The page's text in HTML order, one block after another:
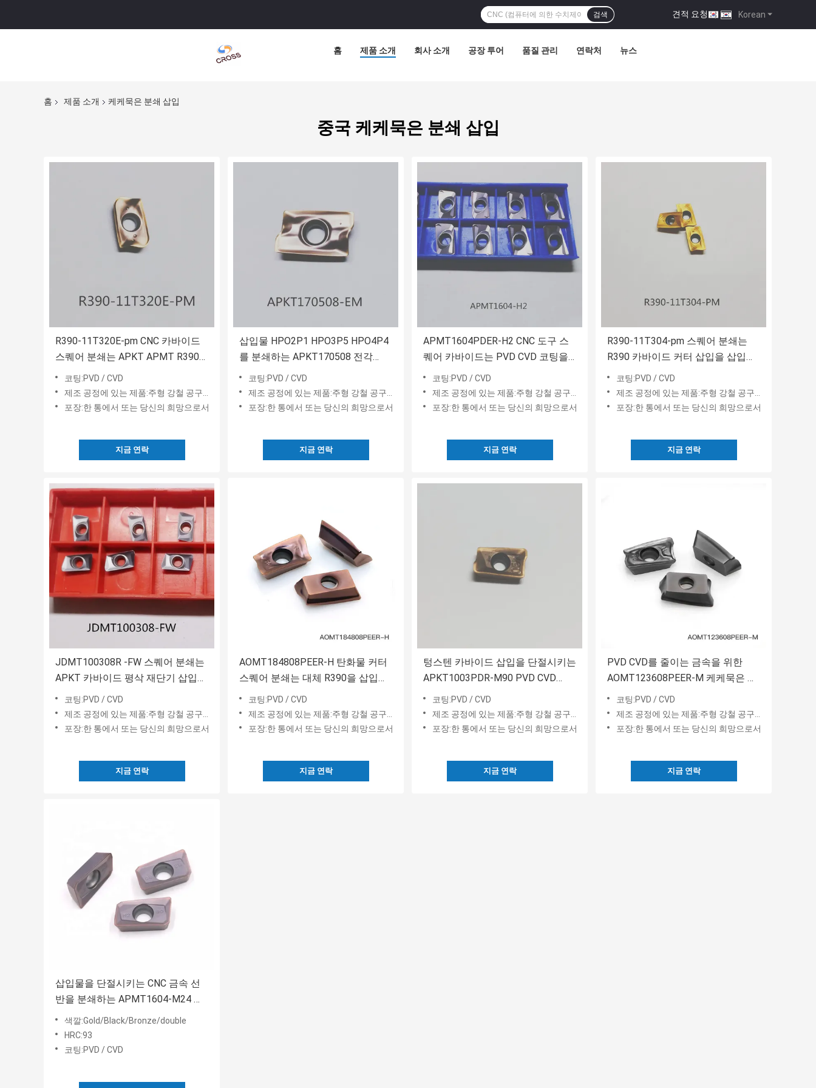
Korean
견적 요청 |
검색
홈 제품 소개 회사 소개 공장 투어 품질 관리 연락처 뉴스
홈 제품 소개 케케묵은 분쇄 삽입
중국 케케묵은 분쇄 삽입
R390-11T320E-pm CNC 카바이드
스퀘어 분쇄는 APKT APMT R390
을 삽입합니다
코팅:PVD / CVD
제조 공정에 있는 제품:주형 강철 공구강과 스테인레스 강
포장:한 통에서 또는 당신의 희망으로서
지금 연락
삽입물 HPO2P1 HPO3P5 HPO4P4
를 분쇄하는 APKT170508 전각
CNC 카바이드 스퀘어
코팅:PVD / CVD
제조 공정에 있는 제품:주형 강철 공구강과 스테인레스 강
포장:한 통에서 또는 당신의 희망으로서
지금 연락
APMT1604PDER-H2 CNC 도구 스
퀘어 카바이드는 PVD CVD 코팅을
삽입합니다
코팅:PVD / CVD
제조 공정에 있는 제품:주형 강철 공구강과 스테인레스 강
포장:한 통에서 또는 당신의 희망으로서
지금 연락
R390-11T304-pm 스퀘어 분쇄는
R390 카바이드 커터 삽입을 삽입합
니다
코팅:PVD / CVD
제조 공정에 있는 제품:주형 강철 공구강과 스테인레스 강
포장:한 통에서 또는 당신의 희망으로서
지금 연락
JDMT100308R -FW 스퀘어 분쇄는
APKT 카바이드 평삭 재단기 삽입물
을 삽입합니다
코팅:PVD / CVD
제조 공정에 있는 제품:주형 강철 공구강과 스테인레스 강
포장:한 통에서 또는 당신의 희망으로서
지금 연락
AOMT184808PEER-H 탄화물 커터
스퀘어 분쇄는 대체 R390을 삽입합
니다
코팅:PVD / CVD
제조 공정에 있는 제품:주형 강철 공구강과 스테인레스 강
포장:한 통에서 또는 당신의 희망으로서
지금 연락
텅스텐 카바이드 삽입을 단절시키는
APKT1003PDR-M90 PVD CVD
CNC
코팅:PVD / CVD
제조 공정에 있는 제품:주형 강철 공구강과 스테인레스 강
포장:한 통에서 또는 당신의 희망으로서
지금 연락
PVD CVD를 줄이는 금속을 위한
AOMT123608PEER-M 케케묵은 분
쇄 삽입
코팅:PVD / CVD
제조 공정에 있는 제품:주형 강철 공구강과 스테인레스 강
포장:한 통에서 또는 당신의 희망으로서
지금 연락
삽입물을 단절시키는 CNC 금속 선
반을 분쇄하는 APMT1604-M24 어
색깔:Gold/Black/Bronze/double
HRC:93
코팅:PVD / CVD